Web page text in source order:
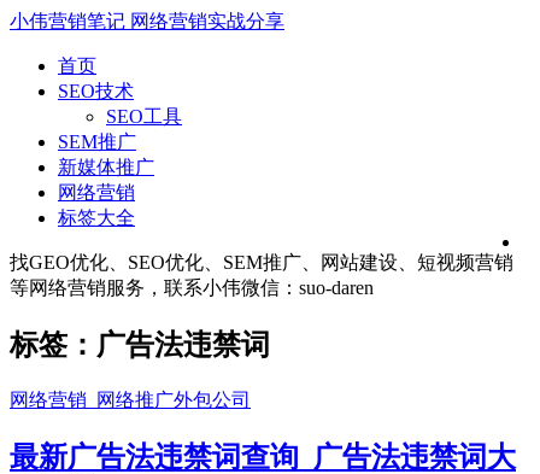
小伟营销笔记 网络营销实战分享
首页
SEO技术
SEO工具
SEM推广
新媒体推广
网络营销
标签大全
找GEO优化、SEO优化、SEM推广、网站建设、短视频营销
等网络营销服务，联系小伟微信：suo-daren
标签：广告法违禁词
网络营销_网络推广外包公司
最新广告法违禁词查询_广告法违禁词大